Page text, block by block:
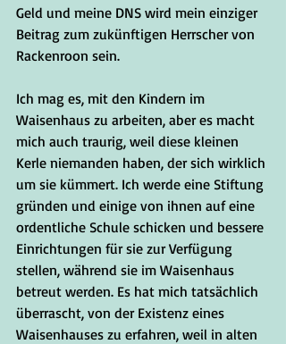
Geld und meine DNS wird mein einziger
Beitrag zum zukünftigen Herrscher von
Rackenroon sein.
Ich mag es, mit den Kindern im
Waisenhaus zu arbeiten, aber es macht
mich auch traurig, weil diese kleinen
Kerle niemanden haben, der sich wirklich
um sie kümmert. Ich werde eine Stiftung
gründen und einige von ihnen auf eine
ordentliche Schule schicken und bessere
Einrichtungen für sie zur Verfügung
stellen, während sie im Waisenhaus
betreut werden. Es hat mich tatsächlich
überrascht, von der Existenz eines
Waisenhauses zu erfahren, weil in alten